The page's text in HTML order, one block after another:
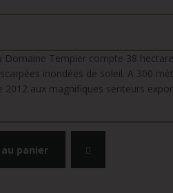
Tempier compte 38
inondées de soleil. A 300
2012 aux magnifiques senteurs
panier